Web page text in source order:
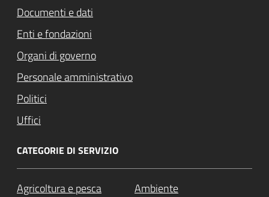
Documenti e dati
Enti e fondazioni
Organi di governo
Personale amministrativo
Politici
Uffici
CATEGORIE DI SERVIZIO
Agricoltura e pesca Ambiente